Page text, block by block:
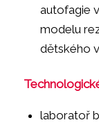
autofagie
modelu
dětského
laboratoř